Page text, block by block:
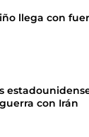
llega con
con Irán